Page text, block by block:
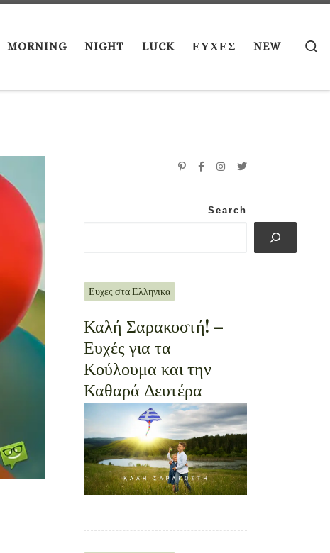
MORNING NIGHT LUCK ΕΥΧΕΣ NEW
Search
Ευχες στα Ελληνικα
Καλή Σαρακοστή! –
Ευχές για τα
Κούλουμα και την
Καθαρά Δευτέρα